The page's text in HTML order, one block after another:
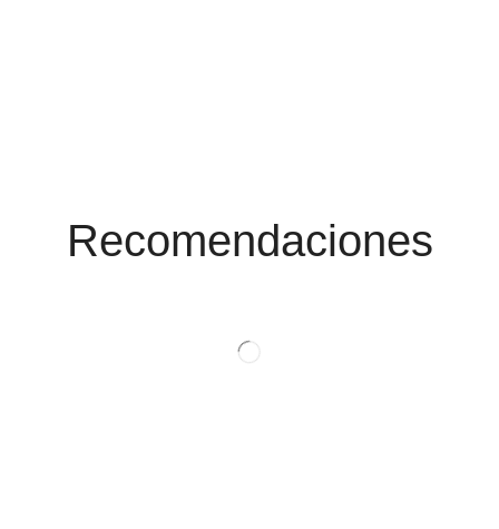
Promociones
Recomendaciones